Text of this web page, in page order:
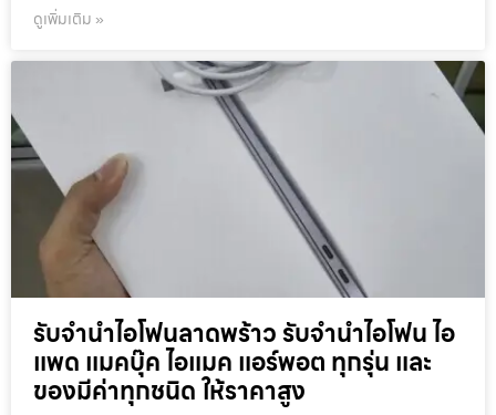
ดูเพิ่มเติม »
รับจำนำไอโฟนลาดพร้าว รับจำนำไอโฟน ไอ
แพด แมคบุ๊ค ไอแมค แอร์พอต ทุกรุ่น และ
ของมีค่าทุกชนิด ให้ราคาสูง